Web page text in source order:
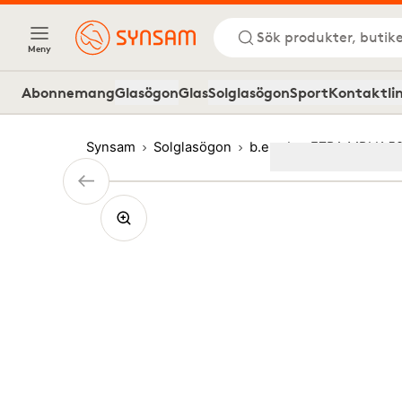
Meny
Sök produkter,
AbonnemangGlasögonGlasSolglasögonSport
Synsam Solglasögon b.e b.e EZRA MBLK